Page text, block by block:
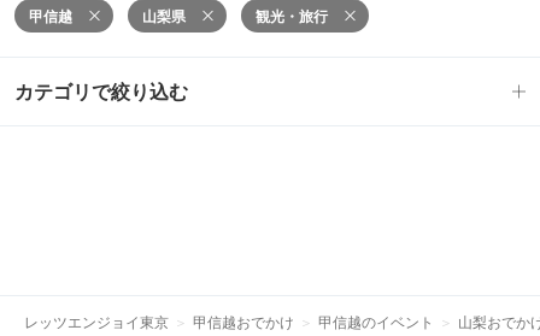
甲信越 山梨県 観光・旅行
カテゴリで絞り込む
レッツエンジョイ東京 甲信越おでかけ 甲信越のイベント 山梨おでか